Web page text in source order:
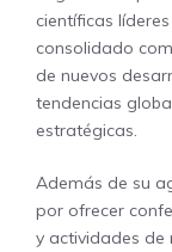
científicas
consolidado
de nuevos
tendencias
estratégicas.
Además de su
por ofrecer
y actividades de